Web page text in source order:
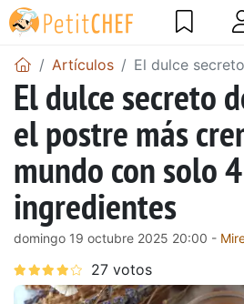
Artículos El dulce
El dulce secreto
el postre más
mundo con solo 4
ingredientes
domingo 19 octubre 2025 20:00 -